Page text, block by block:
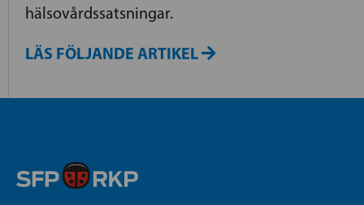
hälsovårdssatsningar.
LÄS FÖLJANDE ARTIKEL